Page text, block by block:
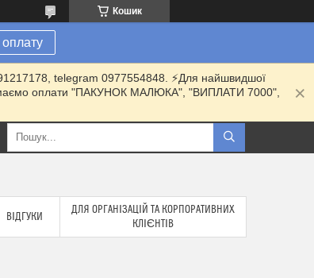
Кошик
telegram 0977554848. ⚡️Для найшвидшої
оплати "ПАКУНОК МАЛЮКА", "ВИПЛАТИ 7000",
ВІДГУКИ
ДЛЯ ОРГАНІЗАЦІЙ ТА КОРПОРАТИВНИХ
КЛІЄНТІВ